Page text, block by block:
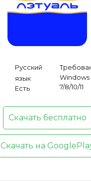
Русский
язык
Есть
Windows
7/8/10/11
Скачать бесплатно
Скачать на